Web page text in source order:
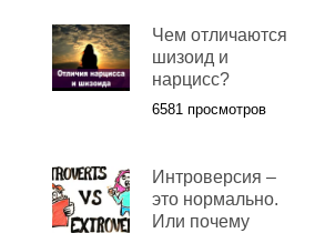
Чем отличаются
шизоид и
нарцисс?
6581 просмотров
Интроверсия –
это нормально.
Или почему